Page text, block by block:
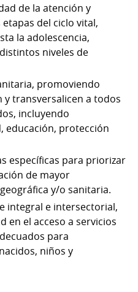
de la atención y
del ciclo vital,
la adolescencia,
niveles de
promoviendo
y transversalicen a todos
incluyendo
educación, protección
específicas para priorizar
de mayor
y/o sanitaria.
integral e intersectorial,
en el acceso a servicios
para
niños y